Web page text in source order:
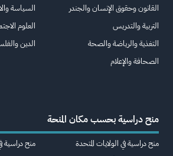
القانون وحقوق الإنسان والجندر
التربية والتدريس
التغذية والرياضة والصحة
الصحافة والإعلام
السياسة
العلوم
الدين
منح دراسية بحسب مكان المنحة
منح دراسية في الولايات المتحدة
منح دراسية